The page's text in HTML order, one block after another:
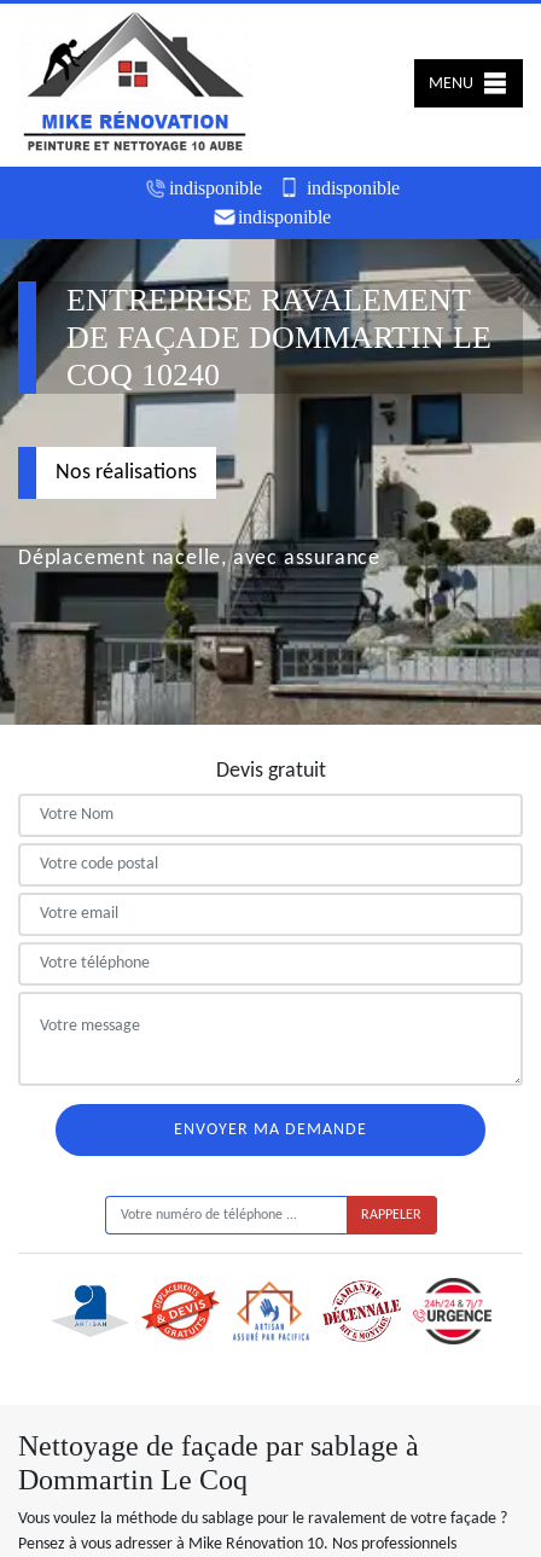
indisponible
indisponible
indisponible
MENU
ENTREPRISE RAVALEMENT
DE FAÇADE DOMMARTIN LE
COQ 10240
Nos réalisations
Déplacement nacelle, avec assurance
Devis gratuit
Nettoyage de façade par sablage à
Dommartin Le Coq
Vous voulez la méthode du sablage pour le ravalement de votre façade ?
Pensez à vous adresser à Mike Rénovation 10. Nos professionnels